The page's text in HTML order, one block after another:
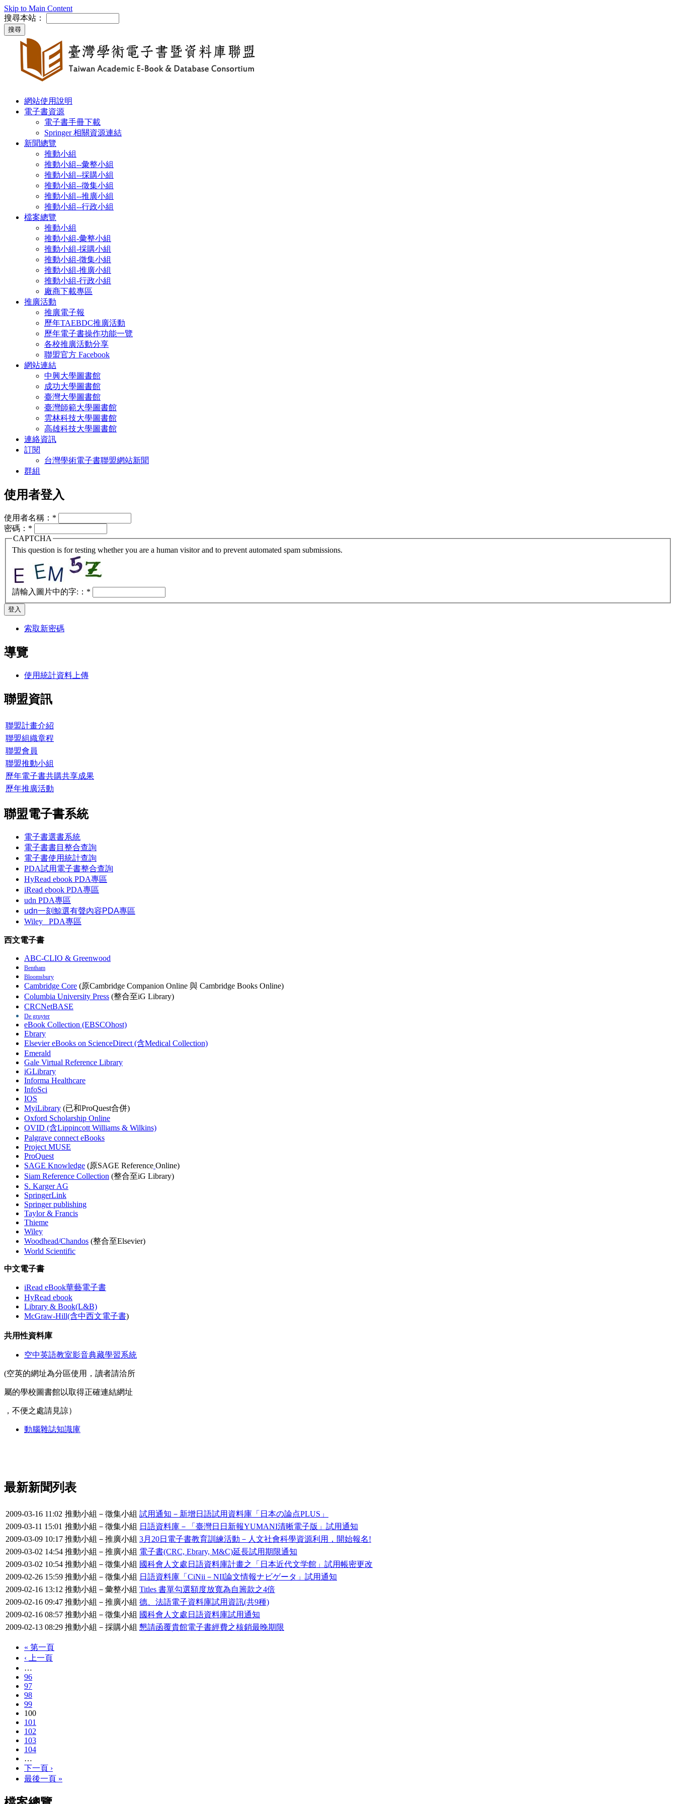
Skip to Main Content
搜尋本站：
網站使用說明
電子書資源
電子書手冊下載
Springer 相關資源連結
新聞總覽
推動小組
推動小組--彙整小組
推動小組--採購小組
推動小組--徵集小組
推動小組--推廣小組
推動小組--行政小組
檔案總覽
推動小組
推動小組-彙整小組
推動小組-採購小組
推動小組-徵集小組
推動小組-推廣小組
推動小組-行政小組
廠商下載專區
推廣活動
推廣電子報
歷年TAEBDC推廣活動
歷年電子書操作功能一覽
各校推廣活動分享
聯盟官方 Facebook
網站連結
中興大學圖書館
成功大學圖書館
臺灣大學圖書館
臺灣師範大學圖書館
雲林科技大學圖書館
高雄科技大學圖書館
連絡資訊
訂閱
台灣學術電子書聯盟網站新聞
群組
使用者登入
使用者名稱： *
密碼： *
CAPTCHA
This question is for testing whether you are a human visitor and to prevent automated spam submissions.
請輸入圖片中的字:： *
索取新密碼
導覽
使用統計資料上傳
聯盟資訊
聯盟計畫介紹
聯盟組織章程
聯盟會員
聯盟推動小組
歷年電子書共購共享成果
歷年推廣活動
聯盟電子書系統
電子書選書系統
電子書書目整合查詢
電子書使用統計查詢
PDA試用電子書整合查詢
HyRead ebook PDA專區
iRead ebook PDA專區
udn PDA專區
udn一刻鯨選有聲內容PDA專區
Wiley
PDA專區
西文電子書
ABC-CLIO & Greenwood
Bentham
Bloomsbury
Cambridge Core (原Cambridge Companion Online 與 Cambridge Books Online)
Columbia University Press (整合至iG Library)
CRCNetBASE
De gruyter
eBook Collection (EBSCOhost)
Ebrary
Elsevier eBooks on ScienceDirect (含Medical Collection)
Emerald
Gale Virtual Reference Library
iGLibrary
Informa Healthcare
InfoSci
IOS
MyiLibrary (已和ProQuest合併)
Oxford Scholarship Online
OVID (含Lippincott Williams & Wilkins)
Palgrave connect eBooks
Project MUSE
ProQuest
SAGE Knowledge (原SAGE Reference Online)
Siam Reference Collection (整合至iG Library)
S. Karger AG
SpringerLink
Springer publishing
Taylor & Francis
Thieme
Wiley
Woodhead/Chandos (整合至Elsevier)
World Scientific
中文電子書
iRead eBook華藝電子書
HyRead ebook
Library & Book(L&B)
McGraw-Hill(含中西文電子書)
共用性資料庫
空中英語教室影音典藏學習系統
(空英的網址為分區使用，讀者請洽所
屬的學校圖書館以取得正確連結網址
，不便之處請見諒）
動腦雜誌知識庫
最新新聞列表
2009-03-16 11:02 推動小組－徵集小組 試用通知－新增日語試用資料庫「日本の論点PLUS」
2009-03-11 15:01 推動小組－徵集小組 日語資料庫－「臺灣日日新報YUMANI清晰電子版」試用通知
2009-03-09 10:17 推動小組－推廣小組 3月20日電子書教育訓練活動－人文社會科學資源利用，開始報名!
2009-03-02 14:54 推動小組－推廣小組 電子書(CRC, Ebrary, M&C)延長試用期限通知
2009-03-02 10:54 推動小組－徵集小組 國科會人文處日語資料庫計畫之「日本近代文学館」試用帳密更改
2009-02-26 15:59 推動小組－徵集小組 日語資料庫「CiNii－NII論文情報ナビゲータ」試用通知
2009-02-16 13:12 推動小組－彙整小組 Titles 書單勾選額度放寬為自籌款之4倍
2009-02-16 09:47 推動小組－推廣小組 德、法語電子資料庫試用資訊(共9種)
2009-02-16 08:57 推動小組－徵集小組 國科會人文處日語資料庫試用通知
2009-02-13 08:29 推動小組－採購小組 懇請函覆貴館電子書經費之核銷最晚期限
« 第一頁
‹ 上一頁
…
96
97
98
99
100
101
102
103
104
…
下一頁 ›
最後一頁 »